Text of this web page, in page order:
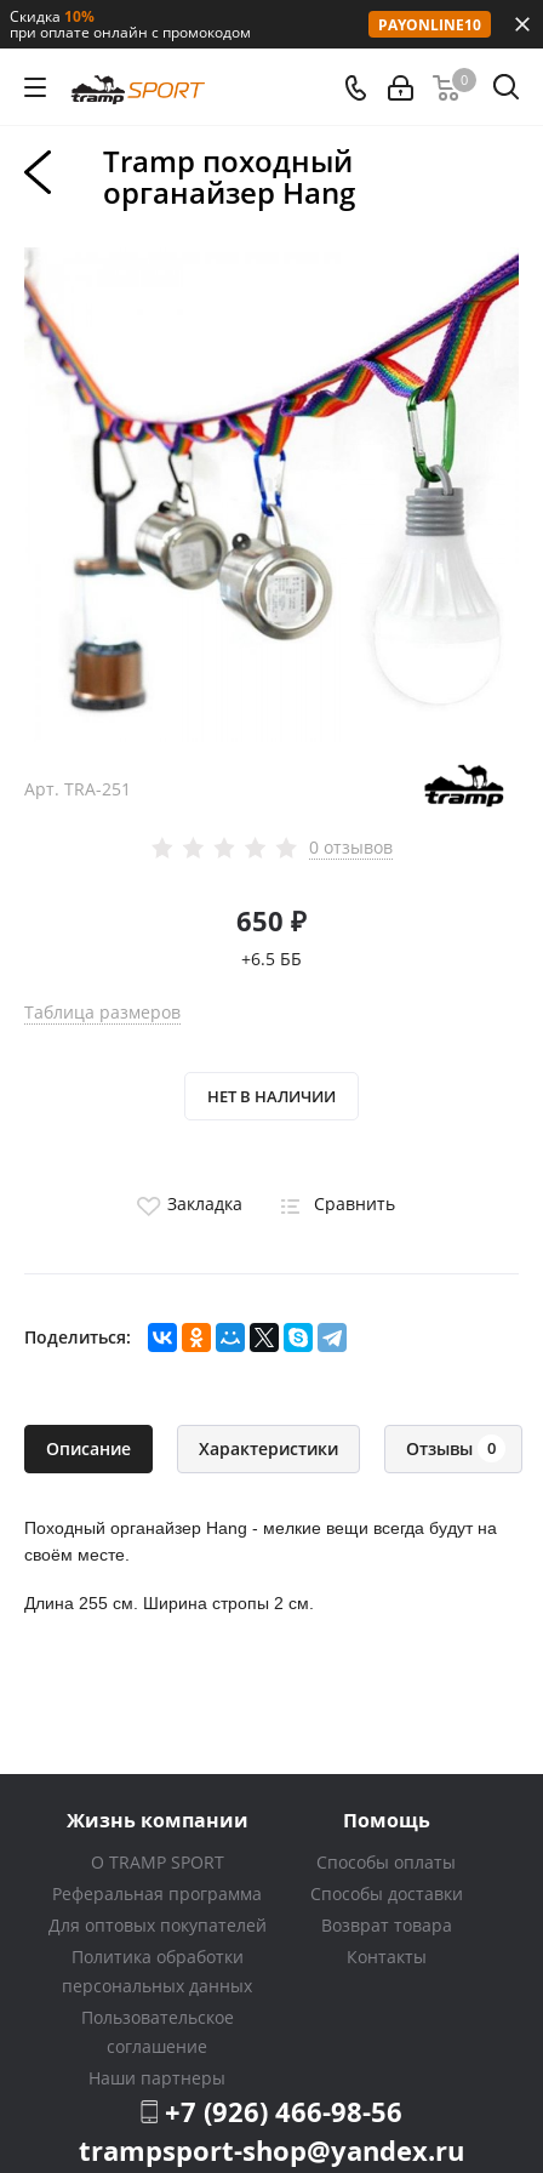
Скидка 10%
при оплате онлайн с промокодом PAYONLINE10
0
Tramp походный
органайзер Hang
Арт. TRA-251
0 отзывов
650 ₽
+6.5 ББ
Таблица размеров
НЕТ В НАЛИЧИИ
Закладка Сравнить
Поделиться:
Описание Характеристики Отзывы 0
Походный органайзер Hang - мелкие вещи всегда будут на
своём месте.
Длина 255 см. Ширина стропы 2 см.
Жизнь компании
О TRAMP SPORT
Реферальная программа
Для оптовых покупателей
Политика обработки
персональных данных
Пользовательское
соглашение
Наши партнеры
Помощь
Способы оплаты
Способы доставки
Возврат товара
Контакты
+7 (926) 466-98-56
trampsport-shop@yandex.ru